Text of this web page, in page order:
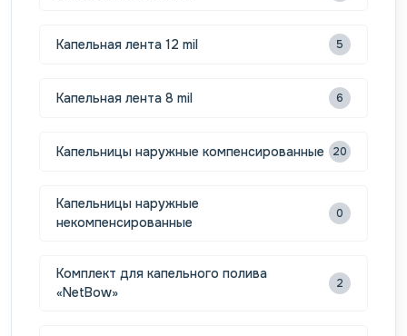
Капельная лента 12 mil 5
Капельная лента 8 mil 6
Капельницы наружные компенсированные 20
Капельницы наружные
некомпенсированные
0
Комплект для капельного полива
«NetBow»
2